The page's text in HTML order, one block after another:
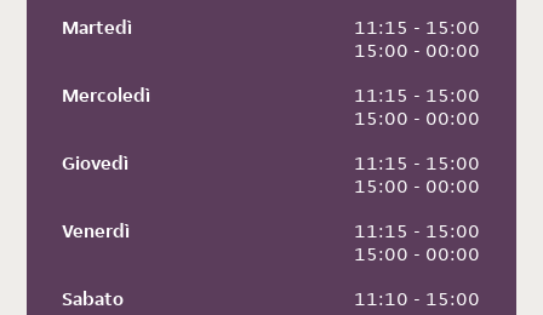
Martedì
11:15 - 15:00
15:00 - 00:00
Mercoledì
11:15 - 15:00
15:00 - 00:00
Giovedì
11:15 - 15:00
15:00 - 00:00
Venerdì
11:15 - 15:00
15:00 - 00:00
Sabato
11:10 - 15:00